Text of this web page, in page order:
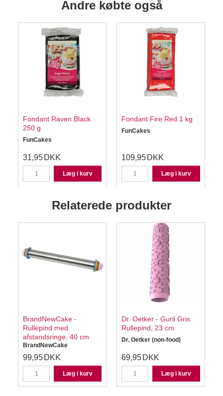
Andre købte også
Fondant Raven Black
250 g
FunCakes
31,95 DKK
Læg i kurv
Fondant Fire Red 1 kg
FunCakes
109,95 DKK
Læg i kurv
Relaterede produkter
BrandNewCake -
Rullepind med
afstandsringe, 40 cm
BrandNewCake
99,95 DKK
Læg i kurv
Dr. Oetker - Gurli Gris
Rullepind, 23 cm
Dr. Oetker (non-food)
69,95 DKK
Læg i kurv